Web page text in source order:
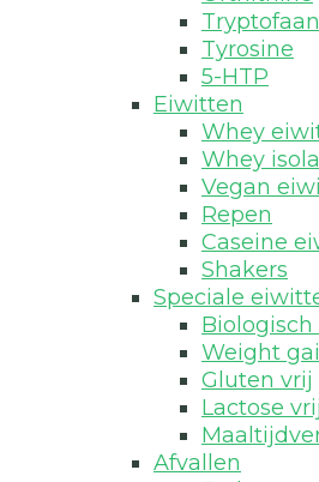
Tryptofaan
Tyrosine
5-HTP
Eiwitten
Whey
Whey
Vegan
Repen
Caseine
Shakers
Speciale
Weight
Gluten vrij
Lactose vrij
Afvallen